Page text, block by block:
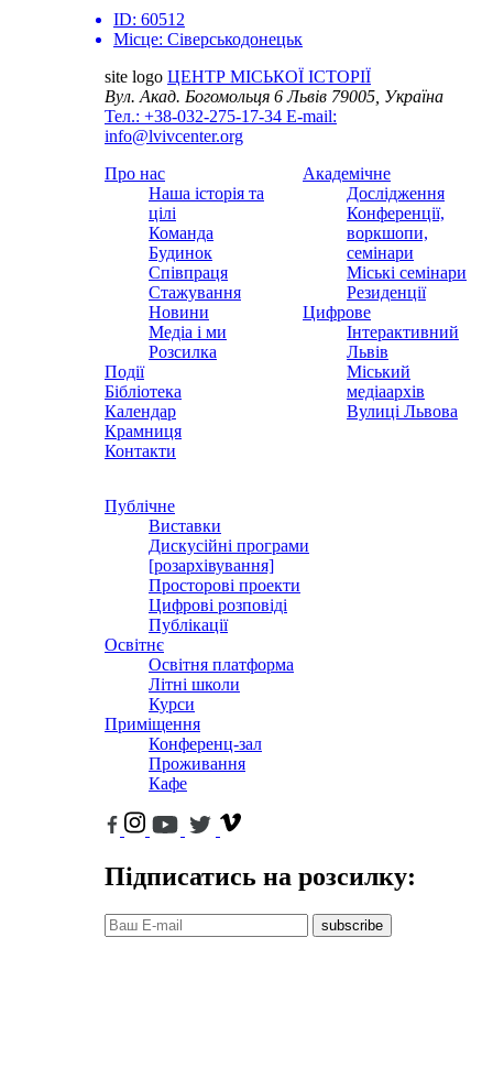
ID: 60512
Місце: Сіверськодонецьк
site logo ЦЕНТР МІСЬКОЇ ІСТОРІЇ
Вул. Акад. Богомольця 6Львів 79005, Україна
Тел.: +38-032-275-17-34 E-mail:
info@lvivcenter.org
Про нас
Наша історія та
цілі
Команда
Будинок
Співпраця
Стажування
Новини
Медіа і ми
Розсилка
Події
Бібліотека
Календар
Крамниця
Контакти
Академічне
Дослідження
Конференції,
воркшопи,
семінари
Міські семінари
Резиденції
Цифрове
Інтерактивний
Львів
Міський
медіаархів
Вулиці Львова
Публічне
Виставки
Дискусійні програми
[розархівування]
Просторові проекти
Цифрові розповіді
Публікації
Освітнє
Освітня платформа
Літні школи
Курси
Приміщення
Конференц-зал
Проживання
Кафе
Підписатись на розсилку:
subscribe